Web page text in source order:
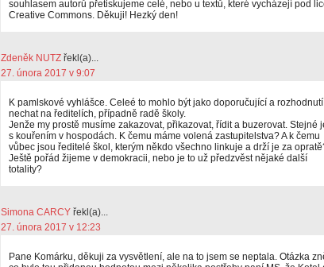
souhlasem autorů přetiskujeme celé, nebo u textů, které vycházejí pod
Creative Commons. Děkuji! Hezký den!
Zdeněk NUTZ řekl(a)...
27. února 2017 v 9:07
K pamlskové vyhlášce. Celeé to mohlo být jako doporučující a rozhodnutí
nechat na ředitelích, případně radě školy.
Jenže my prostě musíme zakazovat, přikazovat, řídit a buzerovat. Stejné
s kouřením v hospodách. K čemu máme volená zastupitelstva? A k čemu
vůbec jsou ředitelé škol, kterým někdo všechno linkuje a drží je za
Ještě pořád žijeme v demokracii, nebo je to už předzvěst nějaké další
totality?
Simona CARCY řekl(a)...
27. února 2017 v 12:23
Pane Komárku, děkuji za vysvětlení, ale na to jsem se neptala. Otázka